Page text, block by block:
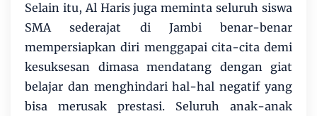
Selain itu, Al Haris juga meminta seluruh siswa
SMA sederajat di Jambi benar-benar
mempersiapkan diri menggapai cita-cita demi
kesuksesan dimasa mendatang dengan giat
belajar dan menghindari hal-hal negatif yang
bisa merusak prestasi. Seluruh anak-anak